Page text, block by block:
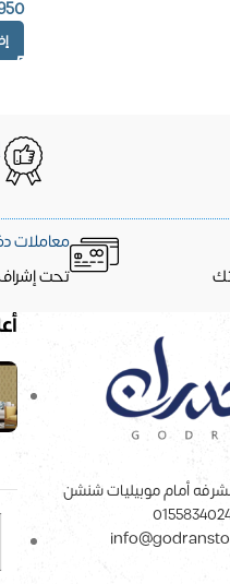
معاملات
تحت
أمام موبيليات شنشن